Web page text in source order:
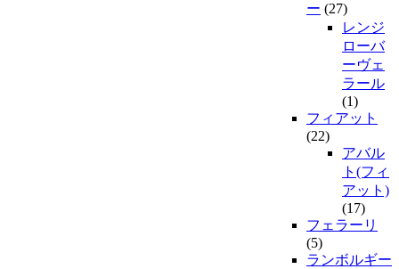
ー (27)
レンジ
ローバ
ーヴェ
ラール
(1)
フィアット
(22)
アバル
ト(フィ
アット)
(17)
フェラーリ
(5)
ランボルギー